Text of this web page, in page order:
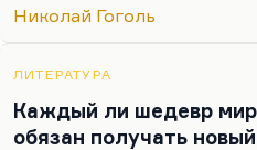
поместного быта, ему
Николай Гоголь
ЛИТЕРАТУРА
Каждый ли шедевр
обязан получать